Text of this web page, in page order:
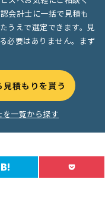
会計士に一括で見積も
うえで選定できます。見
必要はありません。まず
見積もりを貰う
一覧から探す